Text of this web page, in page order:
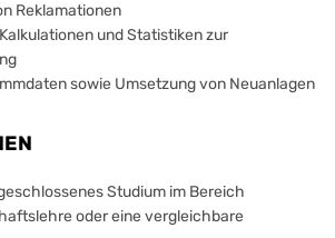
Reklamationen
und Statistiken zur
sowie Umsetzung von Neuanlagen
Studium im Bereich
oder eine vergleichbare